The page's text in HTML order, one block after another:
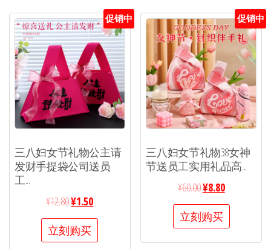
促销中
三八妇女节礼物公主请
发财手提袋公司送员
工...
¥12.80¥1.50
立刻购买
促销中
三八妇女节礼物38女神
节送员工实用礼品高...
¥60.00¥8.80
立刻购买